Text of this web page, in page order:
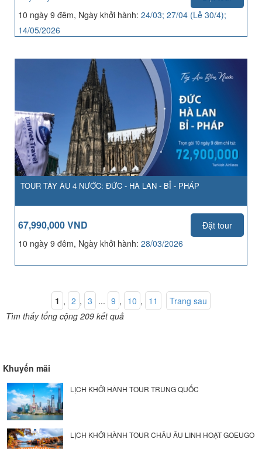
10 ngày 9 đêm, Ngày khởi hành: 24/03; 27/04 (Lễ 30/4);
14/05/2026
TOUR TÂY ÂU 4 NƯỚC: ĐỨC - HÀ LAN - BỈ - PHÁP
67,990,000 VND
Đặt tour
10 ngày 9 đêm, Ngày khởi hành: 28/03/2026
1 , 2 , 3 ... 9 , 10 , 11
Trang sau
Tìm thấy tổng cộng 209 kết quả
Khuyến mãi
LỊCH KHỞI HÀNH TOUR TRUNG QUỐC
LỊCH KHỞI HÀNH TOUR CHÂU ÂU LINH HOẠT GOEUGO